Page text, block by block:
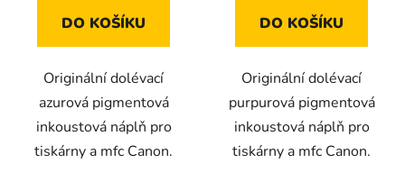
DO KOŠÍKU
Originální dolévací
azurová pigmentová
inkoustová náplň pro
tiskárny a mfc Canon.
DO KOŠÍKU
Originální dolévací
purpurová pigmentová
inkoustová náplň pro
tiskárny a mfc Canon.